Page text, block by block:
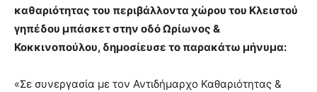
καθαριότητας του περιβάλλοντα χώρου του Κλειστού
γηπέδου μπάσκετ στην οδό Ωρίωνος &
Κοκκινοπούλου, δημοσίευσε το παρακάτω μήνυμα:
«Σε συνεργασία με τον Αντιδήμαρχο Καθαριότητας &